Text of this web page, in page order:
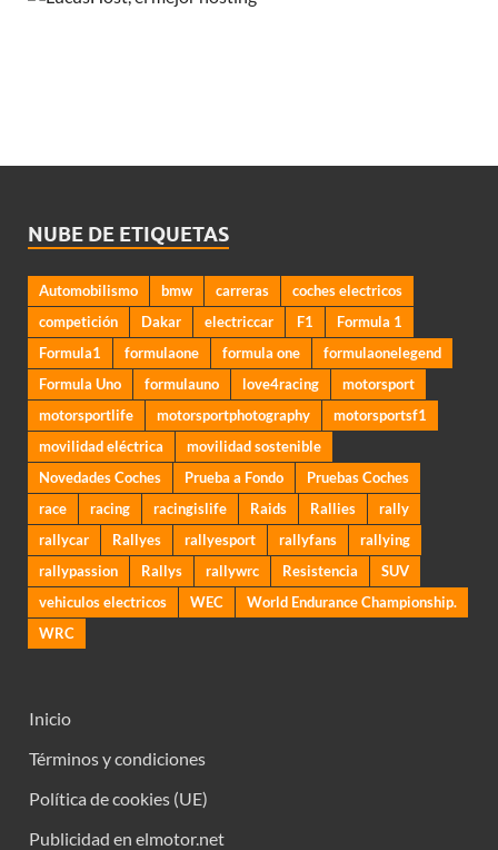
NUBE DE ETIQUETAS
Automobilismo bmw carreras
coches electricos
competición
Dakar electriccar F1
Formula 1
Formula1
formulaone formula one
formulaonelegend
Formula Uno
formulauno love4racing
motorsport
motorsportlife
motorsportphotography
motorsportsf1
movilidad eléctrica
movilidad sostenible
Novedades Coches
Prueba a Fondo
Pruebas Coches
race
racing racingislife Raids Rallies
rally
rallycar
Rallyes rallyesport rallyfans
rallying
rallypassion
Rallys rallywrc Resistencia
SUV
vehiculos electricos
WEC
World Endurance Championship.
WRC
Inicio
Términos y condiciones
Política de cookies (UE)
Publicidad en elmotor.net